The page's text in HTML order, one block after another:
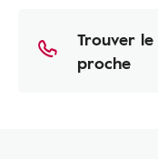
Trouver
proche